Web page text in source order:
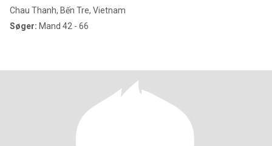
Chau Thanh, Bến Tre, Vietnam
Søger: Mand 42 - 66